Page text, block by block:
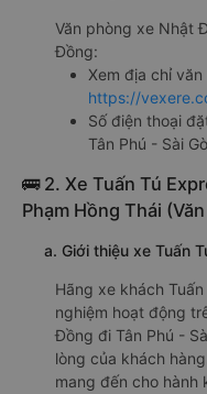
Văn phòng xe Nhật
Đồng:
Xem địa chỉ
https://
Số điện thoại
Tân Phú - Sài
🚌 2. Xe Tuấn Tú
Phạm Hồng Thái
a. Giới thiệu xe Tuấn
Hãng xe khách
nghiệm hoạt động
Đồng đi Tân Phú -
lòng của khách
mang đến cho